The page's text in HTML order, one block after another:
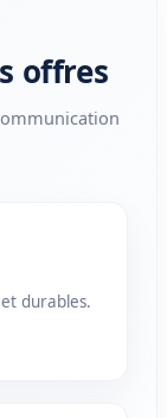
offres
durables.